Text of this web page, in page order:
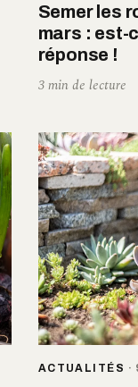
Semer les
mars : est-
réponse !
3 min de lecture
ACTUALITÉS ·